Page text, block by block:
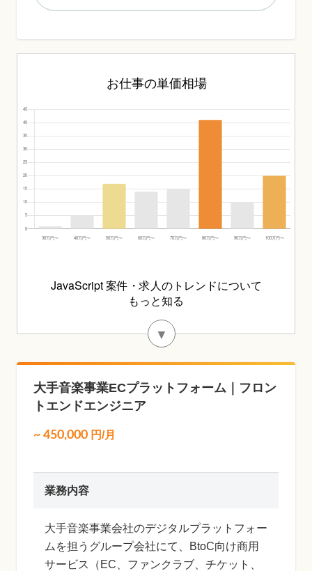
お仕事の単価相場
▼
JavaScript 案件・求人のトレンドについて
もっと知る
大手音楽事業ECプラットフォーム｜フロン
トエンドエンジニア
~ 450,000 円/月
業務内容
大手音楽事業会社のデジタルプラットフォー
ムを担うグループ会社にて、BtoC向け商用
サービス（EC、ファンクラブ、チケット、